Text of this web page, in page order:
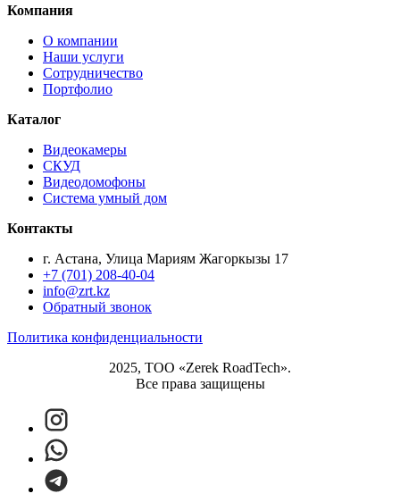
Компания
О компании
Наши услуги
Сотрудничество
Портфолио
Каталог
Видеокамеры
СКУД
Видеодомофоны
Система умный дом
Контакты
г. Астана, Улица Мариям Жагоркызы 17
+7 (701) 208-40-04
info@zrt.kz
Обратный звонок
Политика конфиденциальности
2025, ТОО «Zerek RoadTech».
Все права защищены